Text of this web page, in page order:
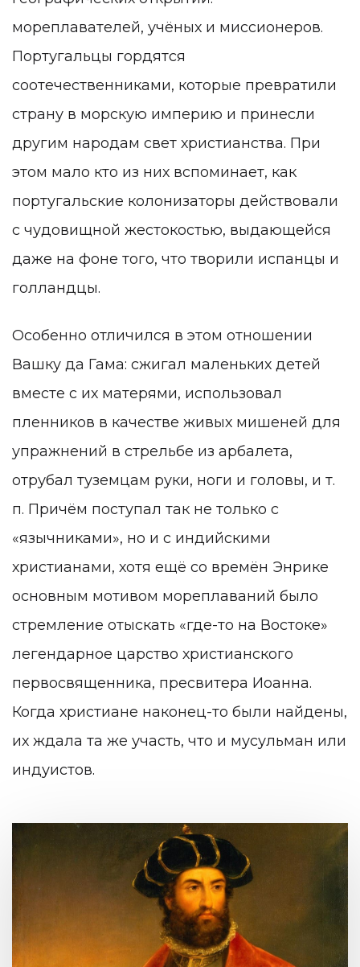
мореплавателей, учёных и миссионеров.
Португальцы гордятся
соотечественниками, которые превратили
страну в морскую империю и принесли
другим народам свет христианства. При
этом мало кто из них вспоминает, как
португальские колонизаторы действовали
с чудовищной жестокостью, выдающейся
даже на фоне того, что творили испанцы и
голландцы.
Особенно отличился в этом отношении
Вашку да Гама: сжигал маленьких детей
вместе с их матерями, использовал
пленников в качестве живых мишеней для
упражнений в стрельбе из арбалета,
отрубал туземцам руки, ноги и головы, и т.
п. Причём поступал так не только с
«язычниками», но и с индийскими
христианами, хотя ещё со времён Энрике
основным мотивом мореплаваний было
стремление отыскать «где-то на Востоке»
легендарное царство христианского
первосвященника, пресвитера Иоанна.
Когда христиане наконец-то были найдены,
их ждала та же участь, что и мусульман или
индуистов.